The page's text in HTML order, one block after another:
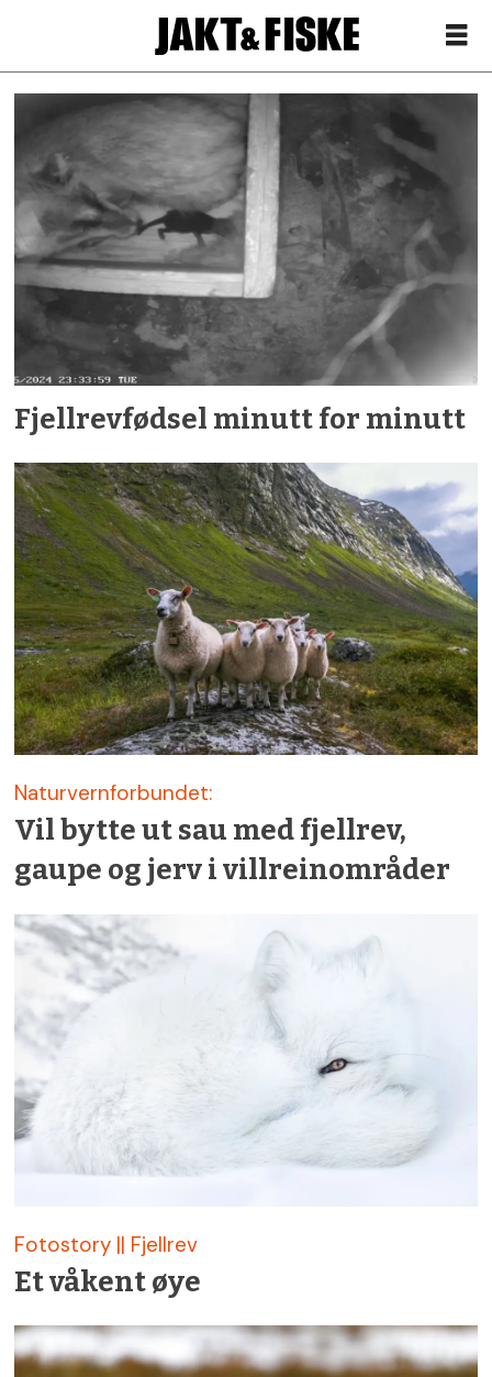
Siste
nytt
om
fjellrev
–
Jakt
&
Fiske
Fjellrevfødsel minutt for minutt
Naturvernforbundet:
Vil bytte ut sau med fjellrev,
gaupe og jerv i villreinområder
Fotostory || Fjellrev
Et våkent øye